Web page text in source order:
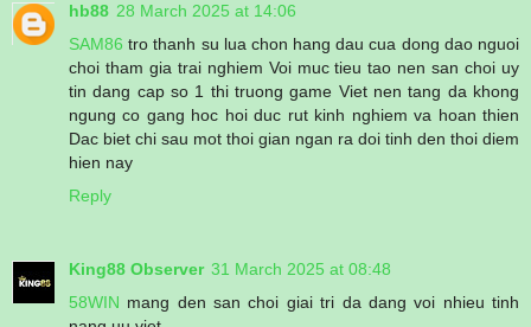
hb88 28 March 2025 at 14:06
SAM86 tro thanh su lua chon hang dau cua dong dao nguoi
choi tham gia trai nghiem Voi muc tieu tao nen san choi uy
tin dang cap so 1 thi truong game Viet nen tang da khong
ngung co gang hoc hoi duc rut kinh nghiem va hoan thien
Dac biet chi sau mot thoi gian ngan ra doi tinh den thoi diem
hien nay
Reply
King88 Observer 31 March 2025 at 08:48
58WIN mang den san choi giai tri da dang voi nhieu tinh